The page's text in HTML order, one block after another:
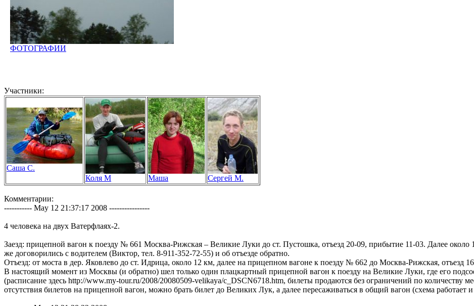
ФОТОГРАФИИ
Участники:
Саша С.
Коля М
Маша Сергей М.
Комментарии:
----------- May 12 21:37:17 2008 ----------------
4 человека на двух Ватерфлаях-2.
Заезд: прицепной вагон к поезду № 661 Москва-Рижская – Великие Луки до ст. Пустошка, отъезд 20-09, прибытие 11-03. Далее
же договорились с водителем (Виктор, тел. 8-911-352-72-55) и об отъезде обратно.
Отъезд: от моста в дер. Яковлево до ст. Идрица, около 12 км, далее на прицепном вагоне к поезду № 662 до Москва-Рижская, отъезд
В настоящий момент из Москвы (и обратно) шел только один плацкартный прицепной вагон к поезду на Великие Луки, где его
(расписание здесь http://www.my-tour.ru/2008/20080509-velikaya/c_DSCN6718.htm, билеты продаются без ограничений по
отсутствия билетов на прицепной вагон, можно брать билет до Великих Лук, а далее пересаживаться в общий вагон (схема работает